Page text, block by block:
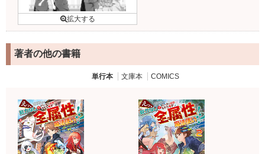
著者の他の書籍
単行本 文庫本 COMICS